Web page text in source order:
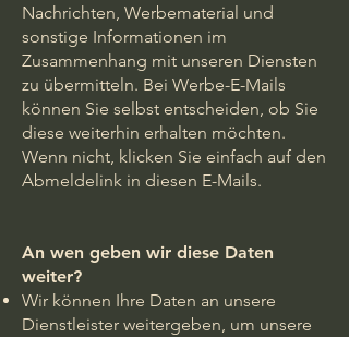
Nachrichten, Werbematerial und
sonstige Informationen im
Zusammenhang mit unseren Diensten
zu übermitteln. Bei Werbe-E-Mails
können Sie selbst entscheiden, ob Sie
diese weiterhin erhalten möchten.
Wenn nicht, klicken Sie einfach auf den
Abmeldelink in diesen E-Mails.
An wen geben wir diese Daten
weiter?
Wir können Ihre Daten an unsere
Dienstleister weitergeben, um unsere